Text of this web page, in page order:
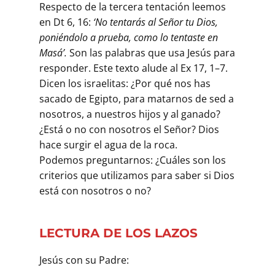
Respecto de la tercera tentación leemos
en Dt 6, 16: ‘No tentarás al Señor tu Dios,
poniéndolo a prueba, como lo tentaste en
Masá’. Son las palabras que usa Jesús para
responder. Este texto alude al Ex 17, 1–7.
Dicen los israelitas: ¿Por qué nos has
sacado de Egipto, para matarnos de sed a
nosotros, a nuestros hijos y al ganado?
¿Está o no con nosotros el Señor? Dios
hace surgir el agua de la roca.
Podemos preguntarnos: ¿Cuáles son los
criterios que utilizamos para saber si Dios
está con nosotros o no?
LECTURA DE LOS LAZOS
Jesús con su Padre: